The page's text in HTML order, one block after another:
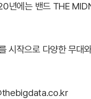
년에는 밴드 THE
시작으로 다양한 무